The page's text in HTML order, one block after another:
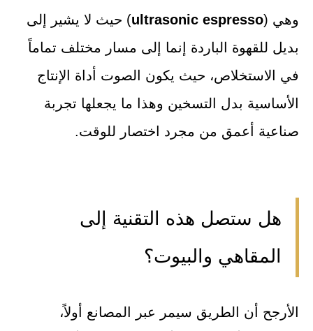
وهي (ultrasonic espresso) حيث لا يشير إلى
بديل للقهوة الباردة إنما إلى مسار مختلف تماماً
في الاستخلاص، حيث يكون الصوت أداة الإنتاج
الأساسية بدل التسخين وهذا ما يجعلها تجربة
صناعية أعمق من مجرد اختصار للوقت.
هل ستصل هذه التقنية إلى
المقاهي والبيوت؟
الأرجح أن الطريق سيمر عبر المصانع أولاً،